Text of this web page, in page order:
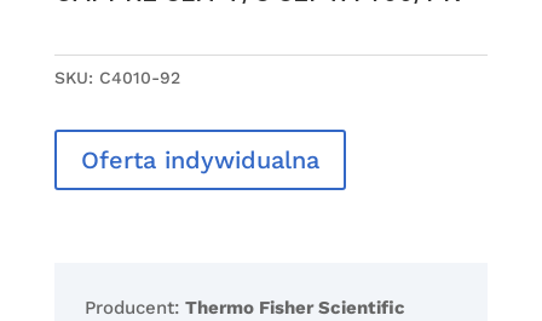
SKU: C4010-92
Oferta indywidualna
Producent: Thermo Fisher Scientific